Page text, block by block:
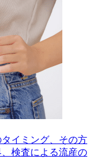
イミング、その方
検査による流産の